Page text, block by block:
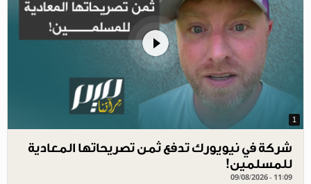
1
شركة في نيويورك تدفع ثمن تصريحاتها المعادية
للمسلمين!
09/08/2026 - 11:09